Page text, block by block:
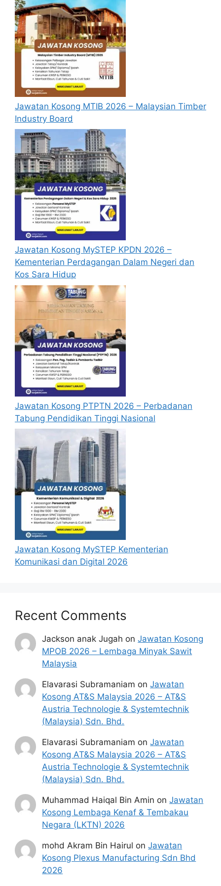
semasa membuat permohonan.
Pemohon yang telah mendaftar dan
memohon jawatan yang disenaraikan
tidak perlu lagi memohon semula
sekiranya tempoh permohonan masih
sah.
Sebelum membuat permohonan sila
pastikan andalogin/register
mengisi segala maklumat yang diminta
dengan lengkap dan tepat.
Perlu diingatkan, hanya pemohon yang
layak sahaja akan dipanggil ke
temuduga. Sila lengkapkan dan
kemaskini maklumat anda yang telah
didaftarkan. Permohonan yang tidak
menerima sebarang jawapan selepas
bulandari tarikh iklan ditutup hendaklah
menganggap permohonan mereka tidak
berjaya.
Mohon Online
Jawatan Kosong MTIB 2026 – Malaysian Timber
Industry Board
Jawatan Kosong MySTEP KPDN 2026 –
Kementerian Perdagangan Dalam Negeri dan
Kos Sara Hidup
Jawatan Kosong PTPTN 2026 – Perbadanan
Tabung Pendidikan Tinggi Nasional
Jawatan Kosong MySTEP Kementerian
Komunikasi dan Digital 2026
Recent Comments
Jackson anak Jugah onJawatan Kosong
MPOB 2026 – Lembaga Minyak Sawit
Malaysia
Elavarasi Subramaniam onJawatan
Kosong AT&S Malaysia 2026 – AT&S
Austria Technologie & Systemtechnik
(Malaysia) Sdn. Bhd.
Elavarasi Subramaniam onJawatan
Kosong AT&S Malaysia 2026 – AT&S
Austria Technologie & Systemtechnik
(Malaysia) Sdn. Bhd.
Muhammad Haiqal Bin Amin onJawatan
Kosong Lembaga Kenaf & Tembakau
Negara (LKTN) 2026
mohd Akram Bin Hairul onJawatan
Kosong Plexus Manufacturing Sdn Bhd
2026